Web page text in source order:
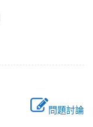
問題討論